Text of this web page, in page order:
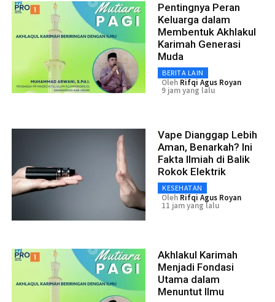
Pentingnya Peran
Keluarga dalam
Membentuk Akhlakul
Karimah Generasi
Muda
BERITA LAIN
Oleh Rifqi Agus Royan
9 jam yang lalu
Vape Dianggap Lebih
Aman, Benarkah? Ini
Fakta Ilmiah di Balik
Rokok Elektrik
KESEHATAN
Oleh Rifqi Agus Royan
11 jam yang lalu
Akhlakul Karimah
Menjadi Fondasi
Utama dalam
Menuntut Ilmu